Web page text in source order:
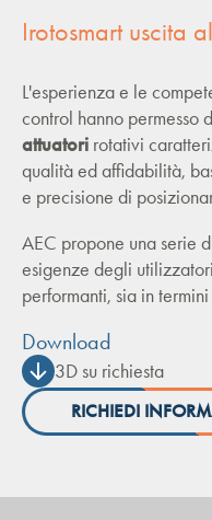
Irotosmart uscita
L'esperienza e le
control hanno permesso
attuatori rotativi
qualità ed affidabilità,
e precisione di
AEC propone una serie
esigenze degli
performanti, sia in
Download
3D su richiesta
RICHIEDI